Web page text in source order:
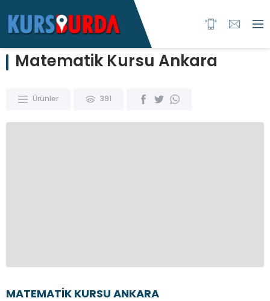
Matematik Kursu Ankara
Ürünler 391
MATEMATİK KURSU ANKARA